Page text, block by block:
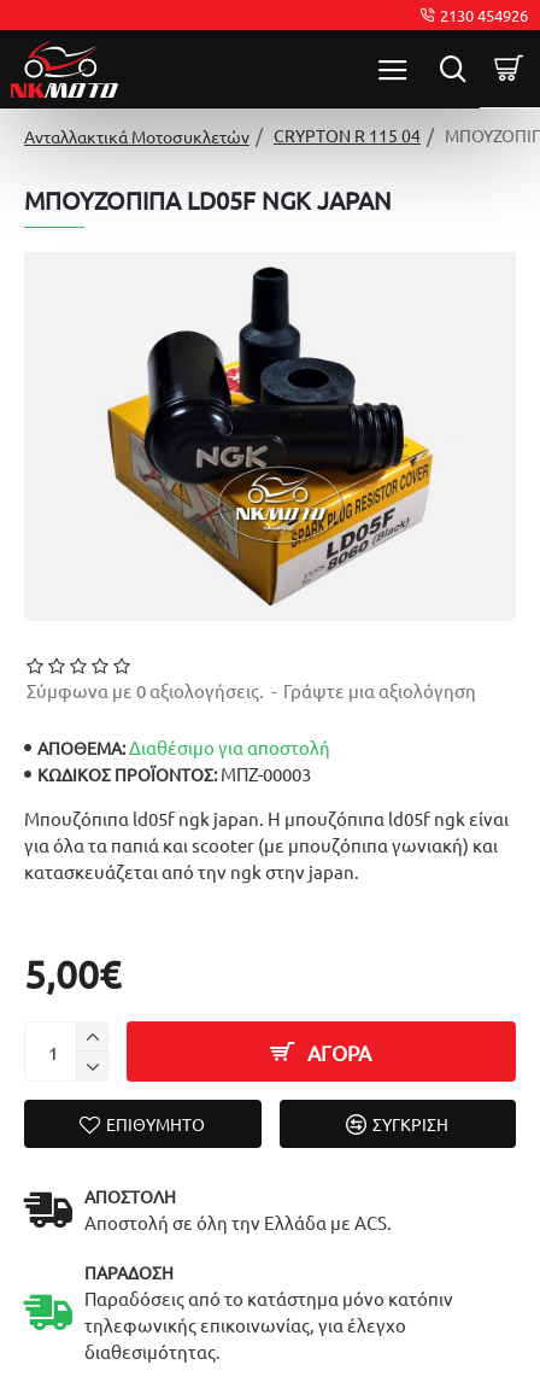
2130 454926
Ανταλλακτικά Μοτοσυκλετών CRYPTON R 115 04
ΜΠΟΥΖΟΠΙΠΑ LD05F NGK JAPAN
Μπουζόπιπα ld05f ngk japan. Η μπουζόπιπα ld05f ngk είναι
για όλα τα παπιά και scooter (με μπουζόπιπα γωνιακή) και
κατασκευάζεται από την ngk στην japan.
ΑΠΟΘΕΜΑ:Διαθέσιμο για αποστολή
ΚΩΔΙΚΌΣ ΠΡΟΪΌΝΤΟΣ: ΜΠΖ-00003
Σύμφωνα με 0 αξιολογήσεις. - Γράψτε μια αξιολόγηση
5,00€
ΑΓΟΡΑ
ΕΠΙΘΥΜΗΤΌ ΣΎΓΚΡΙΣΗ
ΑΠΟΣΤΟΛΉ
Αποστολή σε όλη την Ελλάδα με ACS.
ΠΑΡΆΔΟΣΗ
Παραδόσεις από το κατάστημα μόνο κατόπιν
τηλεφωνικής επικοινωνίας, για έλεγχο
διαθεσιμότητας.